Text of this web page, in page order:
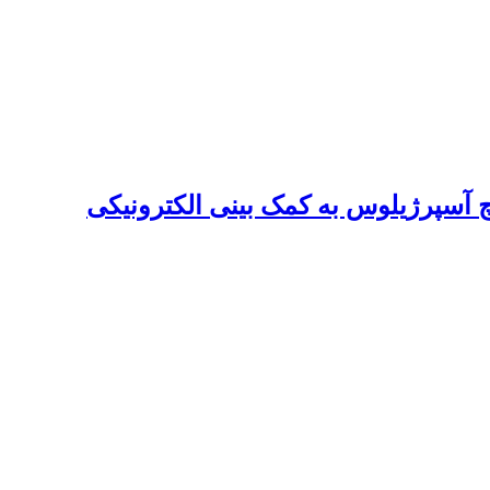
به کمک بینی الکترونیکی